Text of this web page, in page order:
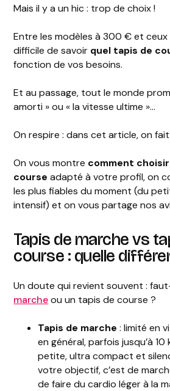
Mais il y a un hic : trop de choix !
Entre les modèles à 300 € et
difficile de savoir quel tapis de
fonction de vos besoins.
Et au passage, tout le monde
amorti » ou « la vitesse ultime »…
On respire : dans cet article, on
On vous montre comment choisir
course adapté à votre profil, on
les plus fiables du moment (du
intensif) et on vous partage nos
Tapis de marche vs
course : quelle
Un doute qui revient souvent :
marcheou un tapis de course ?
Tapis de marche : limité en
en général, parfois jusqu’à
petite, ultra compact et
votre objectif, c’est de
de faire du cardio léger à la